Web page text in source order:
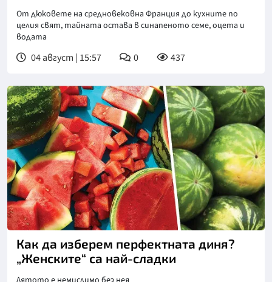
От дюковете на средновековна Франция до кухните по
целия свят, тайната остава в синапеното семе, оцета и
водата
04 август | 15:57 0 437
Как да изберем перфектната диня?
„Женските“ са най-сладки